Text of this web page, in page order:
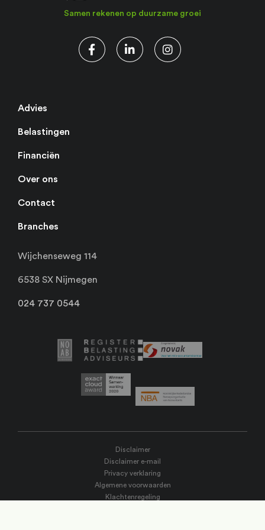
Samen rekenen op duurzame groei
Advies
Belastingen
Financiën
Over ons
Contact
Branches
Wijchenseweg 114
6538 SX Nijmegen
024 737 0544
Disclaimer
Disclaimer e-mail
Privacy verklaring
Algemene voorwaarden
Klachtenregeling